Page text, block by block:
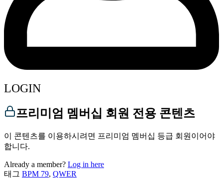
LOGIN
프리미엄 멤버십 회원 전용 콘텐츠
이 콘텐츠를 이용하시려면 프리미엄 멤버십 등급 회원이어야
합니다.
Already a member? Log in here
태그 BPM 79, QWER